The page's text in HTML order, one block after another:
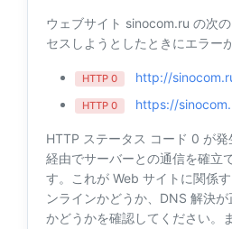
ウェブサイト sinocom.ru の次
セスしようとしたときにエラー
HTTP 0 http://
HTTP 0 https://
HTTP ステータス コード 0 が
経由でサーバーとの通信を確立
す。これが Web サイトに関係
ンラインかどうか、DNS 解決
かどうかを確認してください。